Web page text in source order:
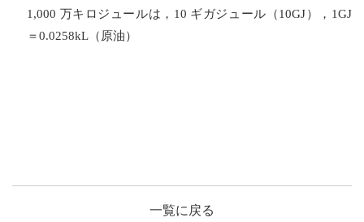
1,000 万キロジュールは，10 ギガジュール（10GJ），1GJ
＝0.0258kL（原油）
一覧に戻る